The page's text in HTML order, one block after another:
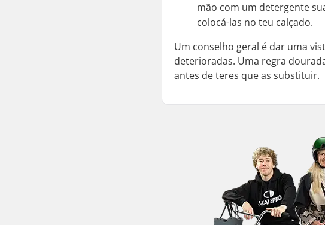
mão com um detergente
colocá-las no teu calçado.
Um conselho geral é dar uma
deterioradas. Uma regra
antes de teres que as substituir.